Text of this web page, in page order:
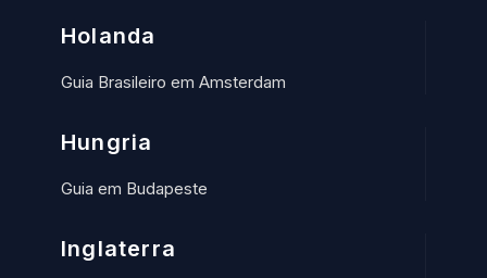
Holanda
Guia Brasileiro em Amsterdam
Hungria
Guia em Budapeste
Inglaterra